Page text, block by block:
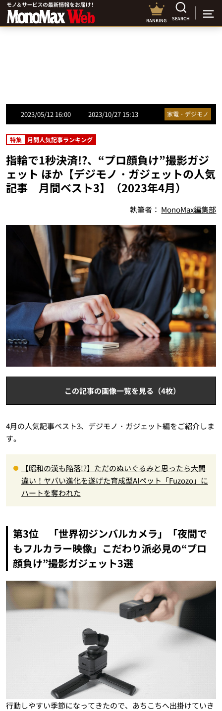
RANKING SEARCH
2023/05/12 16:00 2023/10/27 15:13 家電・デジモノ
特集 月間人気記事ランキング
指輪で1秒決済!?、“プロ顔負け”撮影ガジ
ェット ほか【デジモノ・ガジェットの人気
記事 月間ベスト3】（2023年4月）
執筆者： MonoMax編集部
この記事の画像一覧を見る（4枚）
4月の人気記事ベスト3、デジモノ・ガジェット編をご紹介しま
す。
【昭和の漢も陥落!?】ただのぬいぐるみと思ったら大間
違い！ヤバい進化を遂げた育成型AIペット「Fuzozo」に
ハートを奪われた
第3位 「世界初ジンバルカメラ」「夜間で
もフルカラー映像」こだわり派必見の“プロ
顔負け”撮影ガジェット3選
行動しやすい季節になってきたので、あちこちへ出掛けていき